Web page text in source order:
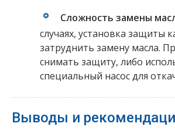
Сложность замены
случаях, установка защиты
затруднить замену масла.
снимать защиту, либо
специальный насос для
Выводы и